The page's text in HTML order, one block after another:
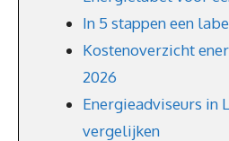
In 5 stappen een
Kostenoverzicht
2026
Energieadviseurs in
vergelijken